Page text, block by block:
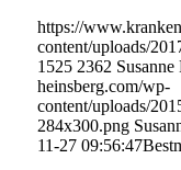
https://
content/uploads/
1525 2362 Susanne
heinsberg.com/wp-
content/uploads/
284x300.png
11-27 09:56:47